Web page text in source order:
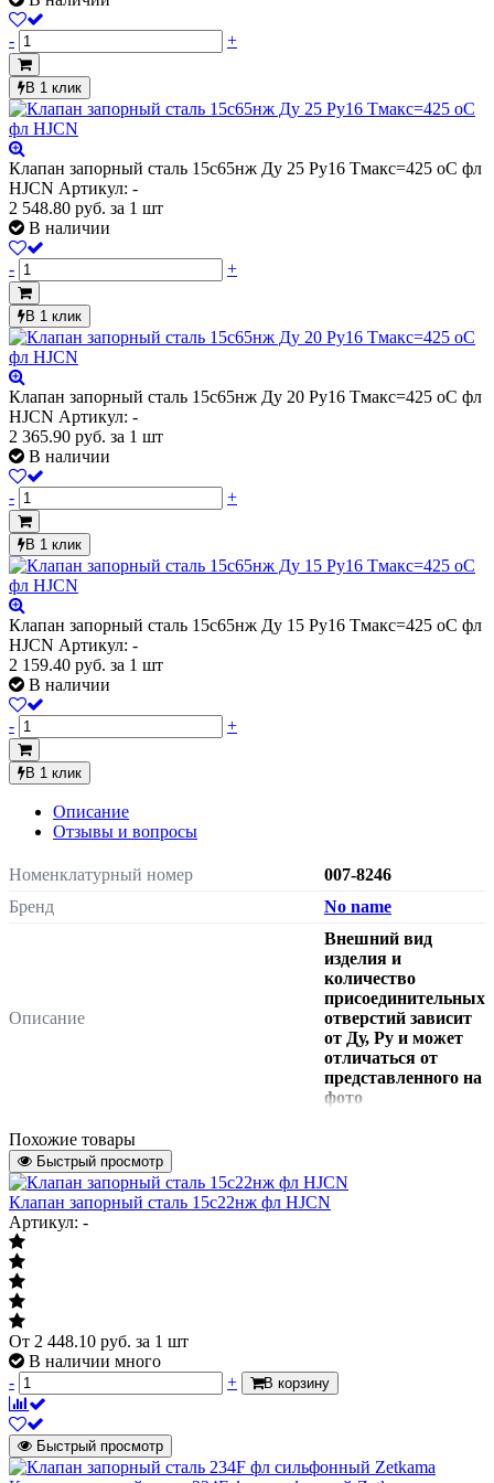
- +
В 1 клик
Клапан запорный сталь 15с65нж Ду 25 Ру16 Тмакс=425 оС фл
HJCN Артикул: -
2 548.80 руб. за 1 шт
В наличии
- +
В 1 клик
Клапан запорный сталь 15с65нж Ду 20 Ру16 Тмакс=425 оС фл
HJCN Артикул: -
2 365.90 руб. за 1 шт
В наличии
- +
В 1 клик
Клапан запорный сталь 15с65нж Ду 15 Ру16 Тмакс=425 оС фл
HJCN Артикул: -
2 159.40 руб. за 1 шт
В наличии
- +
В 1 клик
Описание
Отзывы и вопросы
Номенклатурный номер
007-8246
Бренд
No name
Описание
Внешний вид
изделия и
количество
присоединительных
отверстий зависит
от Ду, Pу и может
отличаться от
представленного на
фото
Инженерная система
Пожаротушение
Тип
Тип
Характеризует тип запорного органа
арматуры.
Материал
Материал
Характеризует материал из которого
выполнен корпус изделия.
сталь
Модель
15с65нж
Похожие товары
Быстрый просмотр
Клапан запорный сталь 15с22нж фл HJCN
Артикул: -
От 2 448.10 руб. за 1 шт
В наличии много
-
+ В корзину
Быстрый просмотр